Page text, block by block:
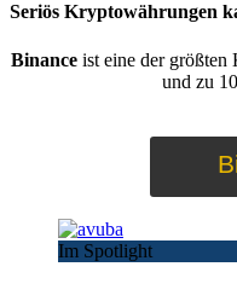
Seriös Kryptowährungen
Binance ist eine der
und zu
Im Spotlight